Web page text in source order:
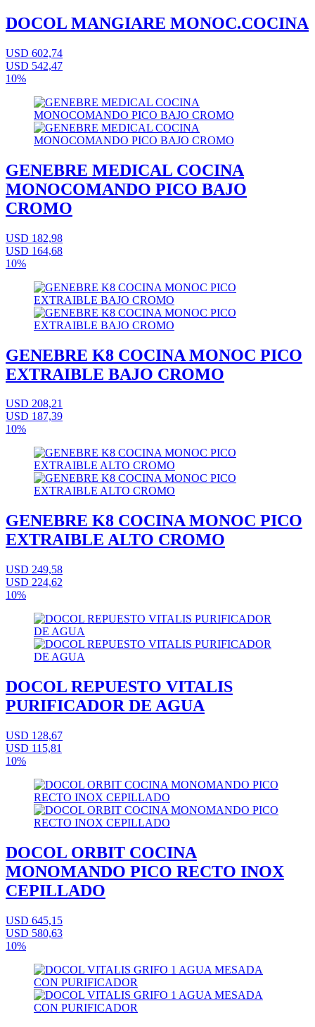
DOCOL MANGIARE MONOC.COCINA
USD 602,74
USD 542,47
10%
GENEBRE MEDICAL COCINA
MONOCOMANDO PICO BAJO
CROMO
USD 182,98
USD 164,68
10%
GENEBRE K8 COCINA MONOC PICO
EXTRAIBLE BAJO CROMO
USD 208,21
USD 187,39
10%
GENEBRE K8 COCINA MONOC PICO
EXTRAIBLE ALTO CROMO
USD 249,58
USD 224,62
10%
DOCOL REPUESTO VITALIS
PURIFICADOR DE AGUA
USD 128,67
USD 115,81
10%
DOCOL ORBIT COCINA
MONOMANDO PICO RECTO INOX
CEPILLADO
USD 645,15
USD 580,63
10%